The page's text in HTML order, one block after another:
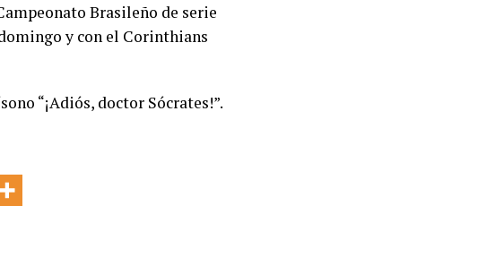
Brasileño de serie
y con el Corinthians
“¡Adiós, doctor Sócrates!”.